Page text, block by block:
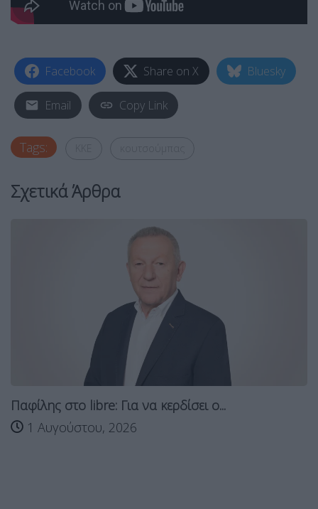
Facebook Share on X Bluesky
Email Copy Link
Tags:
Σχετικά Άρθρα
Παφίλης στο libre: Για να κερδίσει ο...
1 Αυγούστου, 2026